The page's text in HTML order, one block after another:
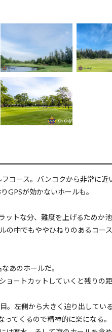
コース。バンコクから非常に
GPSが効かないホールも。
トな分、難度を上げるためか
中でもややひねりのあるコー
あのホールだ。
ートカットしていくと残りの
左側から大きく迫り出してい
てくるので精神的に楽になる。